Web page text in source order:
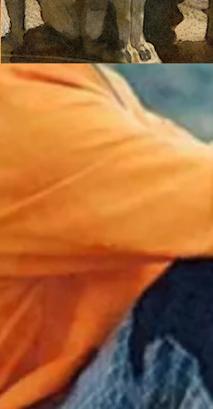
Memuja
Waktu Senggang
Reza Fauzi Nur Taufiq
Kemalasan dan waktu
yang dibutuhkan dalam
menjadi tempat di mana
refleksi dan kontemplasi.